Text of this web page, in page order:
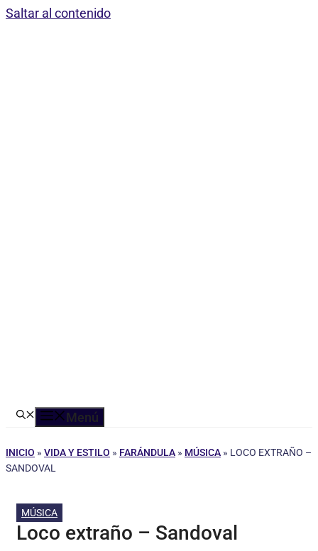
Saltar al contenido
Menú
INICIO » VIDA Y ESTILO » FARÁNDULA » MÚSICA » LOCO EXTRAÑO –
SANDOVAL
MÚSICA
Loco extraño – Sandoval